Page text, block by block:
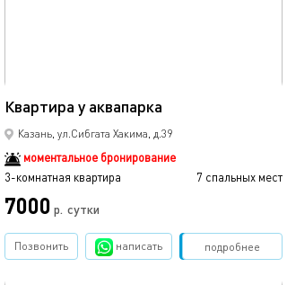
Квартира у аквапарка
Казань, ул.Сибгата Хакима, д.39
моментальное бронирование
3-комнатная квартира
7 спальных мест
7000 р. сутки
подробнее
Позвонить написать Забронировать